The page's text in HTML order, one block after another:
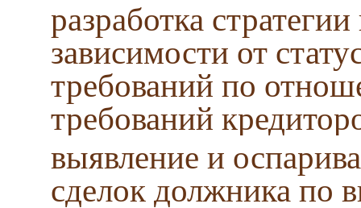
разработка
зависимости от
требований по
требований
выявление и
сделок должника по